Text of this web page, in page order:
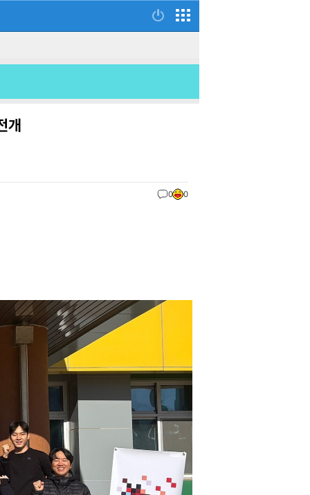
개
0 0